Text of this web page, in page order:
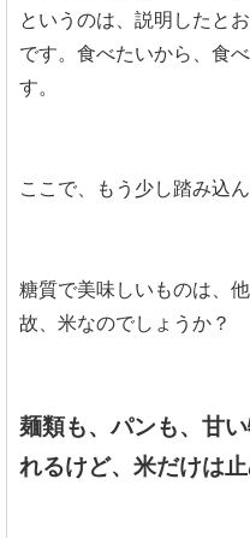
というのは、説明したと
です。食べたいから、食
す。
ここで、もう少し踏み込
糖質で美味しいものは、
故、米なのでしょうか？
麺類も、パンも、甘
れるけど、米だけは